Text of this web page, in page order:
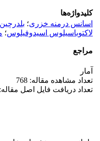
کلیدواژه‌ها
اسانس درمنه خزری؛
لاکتوباسیلوس اسیدوفیلوس؛
مراجع
آمار
تعداد مشاهده مقاله: 768
تعداد دریافت فایل اصل مقاله: 603